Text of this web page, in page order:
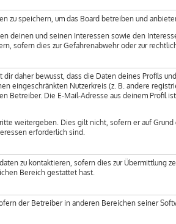
zu speichern, um das Board betreiben und
deinen und seinen Interessen sowie den
sofern dies zur Gefahrenabwehr oder zur
daher bewusst, dass die Daten deines Profils
eingeschränkten Nutzerkreis (z. B. andere
Betreiber. Die E-Mail-Adresse aus deinem Profil
weitergeben. Dies gilt nicht, sofern er auf
erforderlich sind.
zu kontaktieren, sofern dies zur Übermittlung
Bereich gestattet hast.
der Betreiber in anderen Bereichen seiner